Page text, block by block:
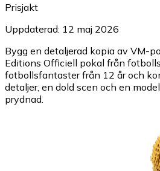
Prisjakt
Uppdaterad: 12 maj 2026
Bygg en detaljerad kopia av VM-
Editions Officiell pokal från
fotbollsfantaster från 12 år och
detaljer, en dold scen och en
prydnad.